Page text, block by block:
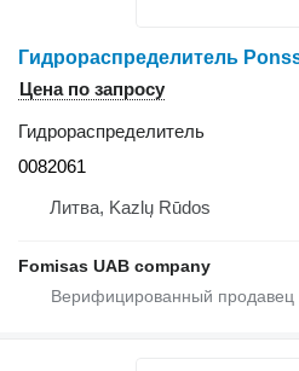
Цена по запросу
Гидрораспределитель
0082061
Литва, Kazlų Rūdos
Fomisas UAB company